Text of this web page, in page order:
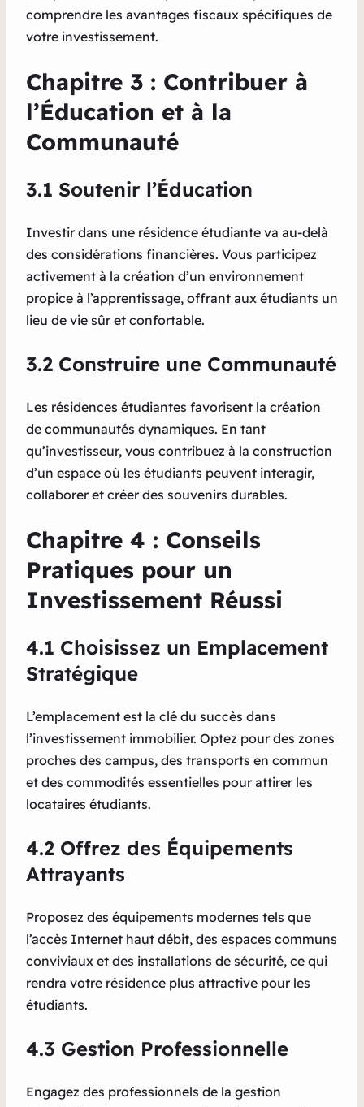
comprendre les avantages fiscaux spécifiques de
votre investissement.
Chapitre 3 : Contribuer à
l’Éducation et à la
Communauté
3.1 Soutenir l’Éducation
Investir dans une résidence étudiante va au-delà
des considérations financières. Vous participez
activement à la création d’un environnement
propice à l’apprentissage, offrant aux étudiants un
lieu de vie sûr et confortable.
3.2 Construire une Communauté
Les résidences étudiantes favorisent la création
de communautés dynamiques. En tant
qu’investisseur, vous contribuez à la construction
d’un espace où les étudiants peuvent interagir,
collaborer et créer des souvenirs durables.
Chapitre 4 : Conseils
Pratiques pour un
Investissement Réussi
4.1 Choisissez un Emplacement
Stratégique
L’emplacement est la clé du succès dans
l’investissement immobilier. Optez pour des zones
proches des campus, des transports en commun
et des commodités essentielles pour attirer les
locataires étudiants.
4.2 Offrez des Équipements
Attrayants
Proposez des équipements modernes tels que
l’accès Internet haut débit, des espaces communs
conviviaux et des installations de sécurité, ce qui
rendra votre résidence plus attractive pour les
étudiants.
4.3 Gestion Professionnelle
Engagez des professionnels de la gestion